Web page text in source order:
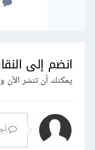
انضم إلى
يمكنك أن تنشر